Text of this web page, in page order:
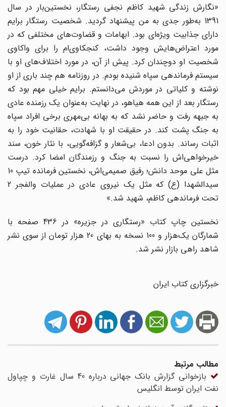
«نگارش زندگی شهید کاظم نجفی رستگار، نخستین‌بار در سال
1391 به‌طور جدی به من پیشنهاد گردید. شخصیت رستگار برایم
دارای جذابیت ویژه‌ای بود. ابهامات و قضاوت‌های مختلفی که در
مورد اعتراض‌هایش وجود داشت، کنجکاوی‌ام را برای واکاوی
شخصیت او دوچندان کرد. پیش از آن، در مورد اختلاف‌های او با
سیستم فرماندهی سپاه شنیده بودم. در روزنامه هم چند باری از او
نوشته و کلیاتی در موردش می‌دانستم. برایم خیلی مهم بود که
رستگار بعد از این همه هیاهو، در نهایت به‌عنوان یک رزمنده عادی
به جبهه رفت و حاضر نشد که به بهانه بی‌مهری برخی افراد سپاه
به جنگ پشت کند. در حقیقت او با شهادت، حقانیت خود را به
اثبات رساند. بدون ادعا، بی‌شعار و گزافه‌گویی، با نثار خون، سند
خیرخواهی‌اش را نسبت به جنگ و رزمندگان امضا کرد. درست
مثل علی موحد دانش؛ رفیق صمیمی‌اش، نخستین فرمانده تیپ 10
سیدالشهدا (ع) که مثل یک نیروی عادی در عملیات والفجر 2
تحت فرماندهی کاظم، شهید شد.»
نخستین چاپ کتاب «رستگاری در جزیره» در 436 صفحه با
شمارگان یک‌هزار و 100 نسخه به بهای 20 هزار تومان از سوی نشر
شاهد راهی بازار نشر شد.
خبرگزاری کتاب ایران
مطالب مرتبط
بازخوانی گزارش بانک جهانی درباره 40 سال غارت و چپاول
نفت ایران توسط انگلیس